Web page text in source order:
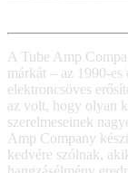
A Tube Amp
márkát – az 1990-
elektroncsöves
az volt, hogy olyan
szerelmeseinek
Amp Company
kedvére szólnak,